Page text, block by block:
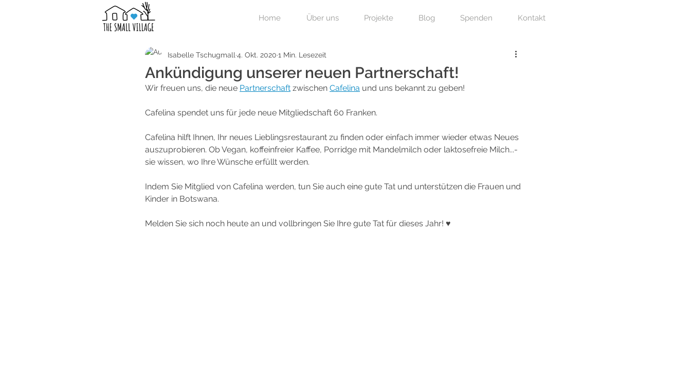
Home Über uns Projekte Blog Spenden Kontakt
Ankündigung unserer neuen Partnerschaft!
Isabelle Tschugmall 4. Okt. 2020 1 Min. Lesezeit
Wir freuen uns, die neue Partnerschaft zwischen Cafelina und uns bekannt zu geben!
Cafelina spendet uns für jede neue Mitgliedschaft 60 Franken.
Cafelina hilft Ihnen, Ihr neues Lieblingsrestaurant zu finden oder einfach immer wieder etwas Neues
auszuprobieren. Ob Vegan, koffeinfreier Kaffee, Porridge mit Mandelmilch oder laktosefreie Milch...-
sie wissen, wo Ihre Wünsche erfüllt werden.
Indem Sie Mitglied von Cafelina werden, tun Sie auch eine gute Tat und unterstützen die Frauen und
Kinder in Botswana.
Melden Sie sich noch heute an und vollbringen Sie Ihre gute Tat für dieses Jahr! ♥